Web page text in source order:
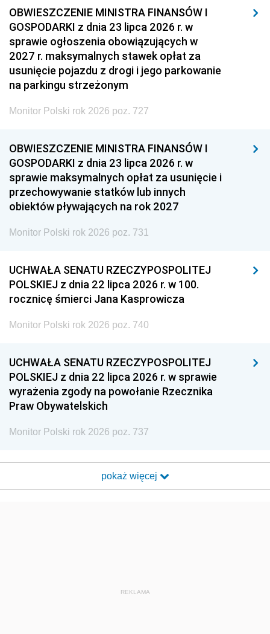
OBWIESZCZENIE MINISTRA FINANSÓW I
GOSPODARKI z dnia 23 lipca 2026 r. w
sprawie ogłoszenia obowiązujących w
2027 r. maksymalnych stawek opłat za
usunięcie pojazdu z drogi i jego parkowanie
na parkingu strzeżonym
Monitor Polski rok 2026 poz. 727
OBWIESZCZENIE MINISTRA FINANSÓW I
GOSPODARKI z dnia 23 lipca 2026 r. w
sprawie maksymalnych opłat za usunięcie i
przechowywanie statków lub innych
obiektów pływających na rok 2027
Monitor Polski rok 2026 poz. 731
UCHWAŁA SENATU RZECZYPOSPOLITEJ
POLSKIEJ z dnia 22 lipca 2026 r. w 100.
rocznicę śmierci Jana Kasprowicza
Monitor Polski rok 2026 poz. 740
UCHWAŁA SENATU RZECZYPOSPOLITEJ
POLSKIEJ z dnia 22 lipca 2026 r. w sprawie
wyrażenia zgody na powołanie Rzecznika
Praw Obywatelskich
Monitor Polski rok 2026 poz. 737
pokaż więcej
REKLAMA